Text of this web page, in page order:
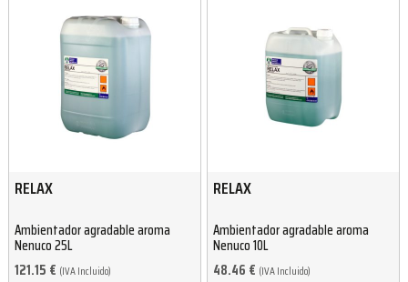
RELAX
Ambientador agradable aroma
Nenuco 25L
121.15 € (IVA Incluido)
RELAX
Ambientador agradable aroma
Nenuco 10L
48.46 € (IVA Incluido)